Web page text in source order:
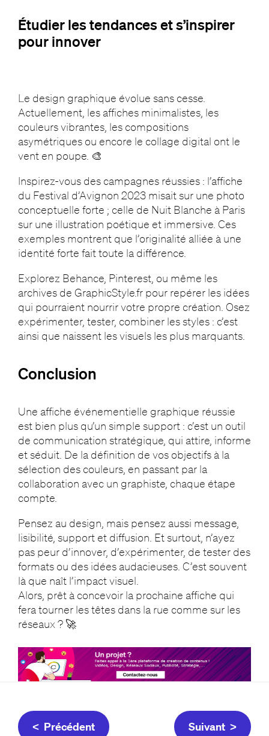
Étudier les tendances et s’inspirer
pour innover
Le design graphique évolue sans cesse.
Actuellement, les affiches minimalistes, les
couleurs vibrantes, les compositions
asymétriques ou encore le collage digital ont le
vent en poupe. 🎨
Inspirez-vous des campagnes réussies : l’affiche
du Festival d’Avignon 2023 misait sur une photo
conceptuelle forte ; celle de Nuit Blanche à Paris
sur une illustration poétique et immersive. Ces
exemples montrent que l’originalité alliée à une
identité forte fait toute la différence.
Explorez Behance, Pinterest, ou même les
archives de GraphicStyle.fr pour repérer les idées
qui pourraient nourrir votre propre création. Osez
expérimenter, tester, combiner les styles : c’est
ainsi que naissent les visuels les plus marquants.
Conclusion
Une affiche événementielle graphique réussie
est bien plus qu’un simple support : c’est un outil
de communication stratégique, qui attire, informe
et séduit. De la définition de vos objectifs à la
sélection des couleurs, en passant par la
collaboration avec un graphiste, chaque étape
compte.
Pensez au design, mais pensez aussi message,
lisibilité, support et diffusion. Et surtout, n’ayez
pas peur d’innover, d’expérimenter, de tester des
formats ou des idées audacieuses. C’est souvent
là que naît l’impact visuel.
Alors, prêt à concevoir la prochaine affiche qui
fera tourner les têtes dans la rue comme sur les
réseaux ? 🚀
< Précédent Suivant >